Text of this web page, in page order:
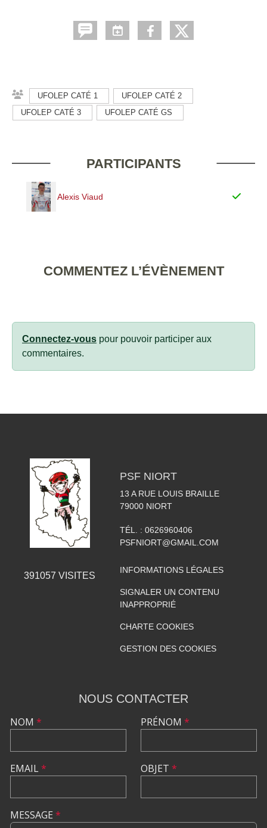
UFOLEP CATÉ 1
UFOLEP CATÉ 2
UFOLEP CATÉ 3
UFOLEP CATÉ GS
PARTICIPANTS
Alexis Viaud
COMMENTEZ L’ÉVÈNEMENT
Connectez-vous pour pouvoir participer aux
commentaires.
391057 VISITES
PSF NIORT
13 A RUE LOUIS BRAILLE
79000 NIORT
TÉL. : 0626960406
PSFNIORT@GMAIL.COM
INFORMATIONS LÉGALES
SIGNALER UN CONTENU
INAPPROPRIÉ
CHARTE COOKIES
GESTION DES COOKIES
NOUS CONTACTER
NOM *
EMAIL*
PRÉNOM *
OBJET *
MESSAGE *